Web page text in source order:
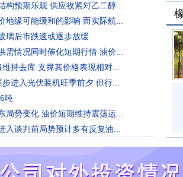
构预期乐观 供应收紧对乙二醇...
地缘可能缓和的影响 而实际航...
璃后市跌速或逐步放缓
需情况同时催化短期行情 油价...
持去库 支撑其价格表现相对...
进入光伏装机旺季前夕 但行...
吨
局势变化 油价短期维持震荡运...
入谈判前局势预计多有反复油...